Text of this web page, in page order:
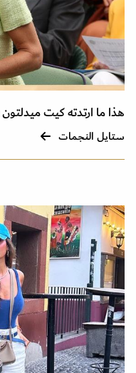
هذا ما ارتدته كيت
ستايل النجمات